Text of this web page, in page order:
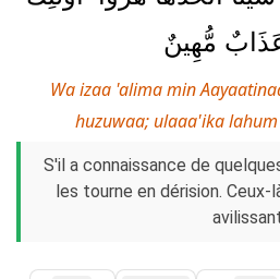
مُّهِينٌ
Wa izaa 'alima min
huzuwaa; ulaaa'ika
S'il a connaissance de
les tourne en dérision.